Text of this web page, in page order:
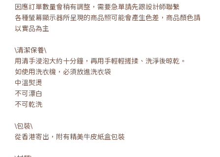
因應訂單數量會稍有調整，需要急單請先跟設計師聯繫
各種螢幕顯示器所呈現的商品照可能會產生色差，商品顏色請
以實品為主
\清潔保養\
用清手浸泡大約十分鐘，再用手輕輕搓揉、洗淨後晾乾。
如使用洗衣機，必須放進洗衣袋
中溫熨燙
不可漂白
不可乾洗
\包裝\
從香港寄出，附有精美牛皮紙盒包裝